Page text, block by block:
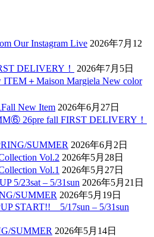
Our Instagram Live 2026年7月12
DELIVERY！
2026年7月5日
＋Maison Margiela New color
New Item 2026年6月27日
26pre fall FIRST DELIVERY！
SUMMER 2026年6月2日
Vol.2 2026年5月28日
Vol.1 2026年5月27日
5/23sat – 5/31sun 2026年5月21日
SUMMER 2026年5月19日
START!! 5/17sun – 5/31sun
SUMMER 2026年5月14日